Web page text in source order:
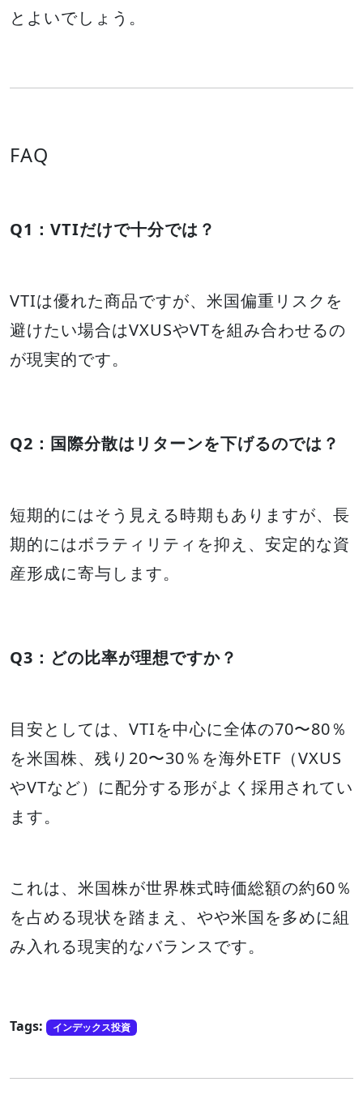
とよいでしょう。
FAQ
Q1：VTIだけで十分では？
VTIは優れた商品ですが、米国偏重リスクを
避けたい場合はVXUSやVTを組み合わせるの
が現実的です。
Q2：国際分散はリターンを下げるのでは？
短期的にはそう見える時期もありますが、長
期的にはボラティリティを抑え、安定的な資
産形成に寄与します。
Q3：どの比率が理想ですか？
目安としては、VTIを中心に全体の70〜80％
を米国株、残り20〜30％を海外ETF（VXUS
やVTなど）に配分する形がよく採用されてい
ます。
これは、米国株が世界株式時価総額の約60％
を占める現状を踏まえ、やや米国を多めに組
み入れる現実的なバランスです。
Tags: インデックス投資